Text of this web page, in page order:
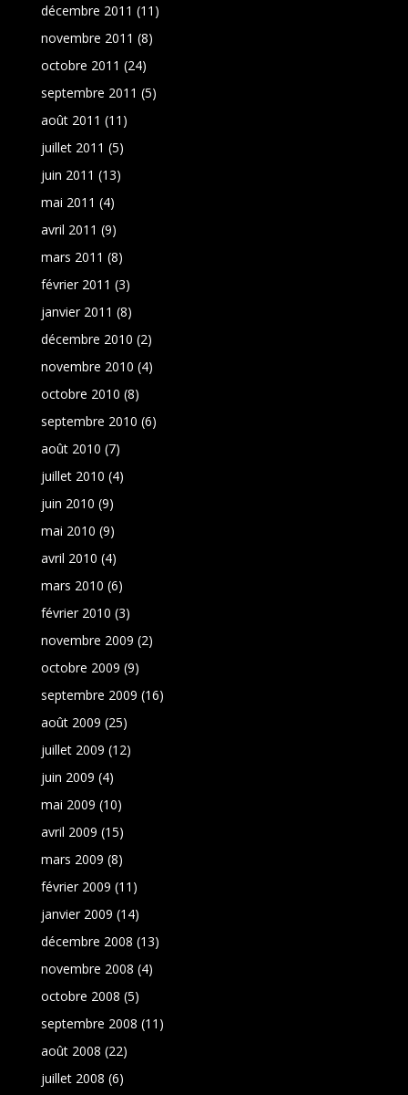
décembre 2011 (11)
novembre 2011 (8)
octobre 2011 (24)
septembre 2011 (5)
août 2011 (11)
juillet 2011 (5)
juin 2011 (13)
mai 2011 (4)
avril 2011 (9)
mars 2011 (8)
février 2011 (3)
janvier 2011 (8)
décembre 2010 (2)
novembre 2010 (4)
octobre 2010 (8)
septembre 2010 (6)
août 2010 (7)
juillet 2010 (4)
juin 2010 (9)
mai 2010 (9)
avril 2010 (4)
mars 2010 (6)
février 2010 (3)
novembre 2009 (2)
octobre 2009 (9)
septembre 2009 (16)
août 2009 (25)
juillet 2009 (12)
juin 2009 (4)
mai 2009 (10)
avril 2009 (15)
mars 2009 (8)
février 2009 (11)
janvier 2009 (14)
décembre 2008 (13)
novembre 2008 (4)
octobre 2008 (5)
septembre 2008 (11)
août 2008 (22)
juillet 2008 (6)